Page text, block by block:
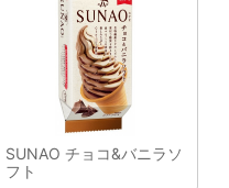
SUNAO チョコ&バニラソ
フト